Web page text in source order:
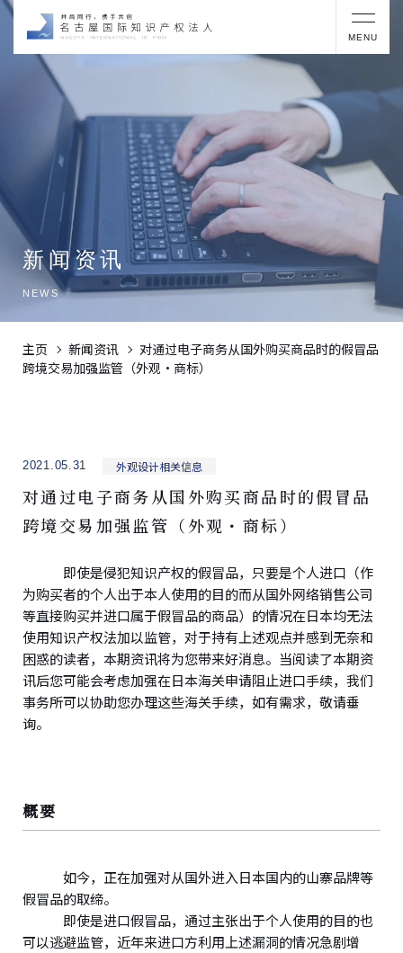
MENU
新闻资讯
NEWS
主页 新闻资讯
对通过电子商务从国外购买商品时的假冒品
跨境交易加强监管（外观・商标）
2021.05.31 外观设计相关信息
对通过电子商务从国外购买商品时的假冒品
跨境交易加强监管（外观・商标）
即使是侵犯知识产权的假冒品，只要是个人进口（作
为购买者的个人出于本人使用的目的而从国外网络销售公司
等直接购买并进口属于假冒品的商品）的情况在日本均无法
使用知识产权法加以监管，对于持有上述观点并感到无奈和
困惑的读者，本期资讯将为您带来好消息。当阅读了本期资
讯后您可能会考虑加强在日本海关申请阻止进口手续，我们
事务所可以协助您办理这些海关手续，如有需求，敬请垂
询。
概要
如今，正在加强对从国外进入日本国内的山寨品牌等
假冒品的取缔。
即使是进口假冒品，通过主张出于个人使用的目的也
可以逃避监管，近年来进口方利用上述漏洞的情况急剧增